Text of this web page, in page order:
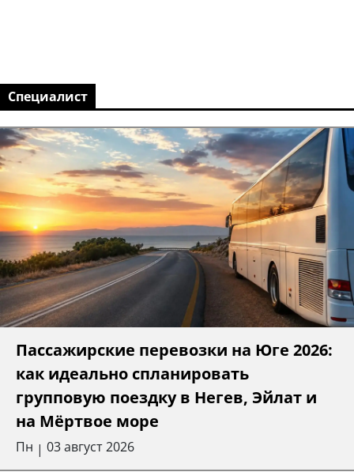
Специалист
Пассажирские перевозки на Юге 2026:
как идеально спланировать
групповую поездку в Негев, Эйлат и
на Мёртвое море
Пн | 03 август 2026